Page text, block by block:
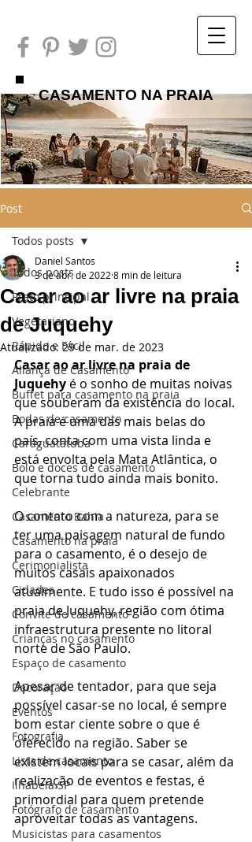
CASAMENTO NA PRAIA
Post
Todos posts
Prato principal
Vegetariano
Rápido e Fácil
Aliança de Casamento
Buffet para casamento na praia
Bodas de casamento
Caraguatatuba
Bolo e doces de casamento
Celebrante
Casamento Bahia
Casamento na praia
Cerimonialista
Cidades
Convite de casamento
Crianças no casamento
Espaço de casamento
Decoração
Eventos
Fotografia
Lista de casamento
Ilhabela SP
Fotógrafo de casamento
Musicistas para casamentos
Todos posts
Casar ao ar livre na praia
de Juquehy
Daniel Santos
3 de abr. de 2022 8 min de leitura
Atualizado: 29 de mar. de 2023
Casar ao ar livre na praia de
Juquehy é o sonho de muitas noivas
que souberam da existência do local.
A praia é uma das mais belas do
país, conta com uma vista linda e
está envolta pela Mata Atlântica, o
que torna tudo ainda mais bonito.
O contato com a natureza, para se
ter uma paisagem natural de fundo
para o casamento, é o desejo de
muitos casais apaixonados
atualmente. E tudo isso é possível na
praia de Juquehy, região com ótima
infraestrutura presente no litoral
norte de São Paulo.
Apesar de tentador, para que seja
possível casar-se no local, é sempre
bom estar ciente sobre o que é
oferecido na região. Saber se
existem locais para se casar, além da
realização de eventos e festas, é
primordial para quem pretende
aproveitar todas as vantagens.